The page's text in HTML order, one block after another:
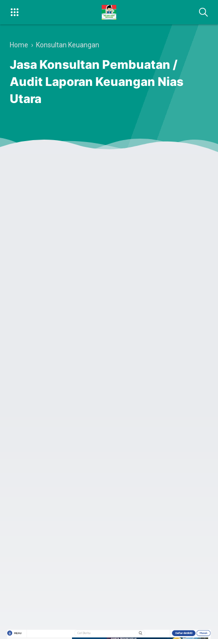
Home › Konsultan Keuangan
Jasa Konsultan Pembuatan /
Audit Laporan Keuangan Nias
Utara